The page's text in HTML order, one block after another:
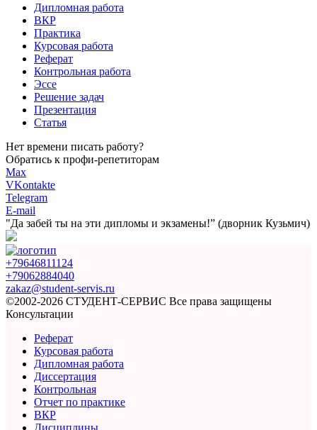
Дипломная работа
ВКР
Практика
Курсовая работа
Реферат
Контрольная работа
Эссе
Решение задач
Презентация
Статья
Нет времени писать работу?
Обратись к профи-репетиторам
Max
VKontakte
Telegram
E-mail
"Да забей ты на эти дипломы и экзамены!” (дворник Кузьмич)
+79646811124
+79062884040
zakaz@student-servis.ru
©2002-2026 СТУДЕНТ-СЕРВИС Все права защищены
Консультации
Реферат
Курсовая работа
Дипломная работа
Диссертация
Контрольная
Отчет по практике
ВКР
Дисциплины